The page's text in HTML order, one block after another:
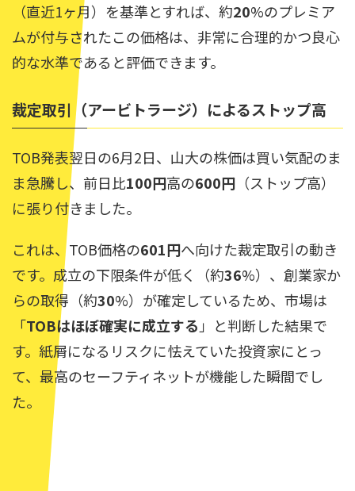
（直近1ヶ月）を基準とすれば、約20%のプレミア
ムが付与されたこの価格は、非常に合理的かつ良心
的な水準であると評価できます。
裁定取引（アービトラージ）によるストップ高
TOB発表翌日の6月2日、山大の株価は買い気配のま
ま急騰し、前日比100円高の600円 （ストップ高）
に張り付きました。
これは、TOB価格の601円へ向けた裁定取引の動き
です。成立の下限条件が低く（約36%）、創業家か
らの取得（約30%）が確定しているため、市場は
「TOBはほぼ確実に成立する」と判断した結果で
す。紙屑になるリスクに怯えていた投資家にとっ
て、最高のセーフティネットが機能した瞬間でし
た。